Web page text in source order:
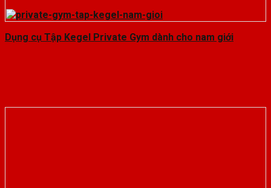
Dụng cụ Tập Kegel Private Gym dành cho nam giới